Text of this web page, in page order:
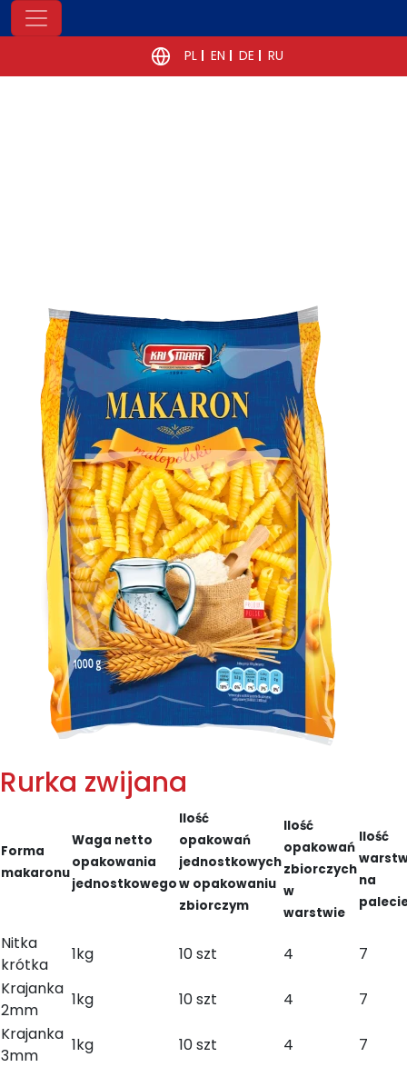
PL EN DE RU
Rurka zwijana
Forma
makaronu
Waga netto
opakowania
jednostkowego
Ilość
opakowań
jednostkowych
w opakowaniu
zbiorczym
Ilość
opakowań
zbiorczych
w
warstwie
Ilość
na
Nitka
krótka
1kg 10 szt 4
7
Krajanka
2mm
1kg 10 szt 4
7
Krajanka
3mm
1kg 10 szt 4
7